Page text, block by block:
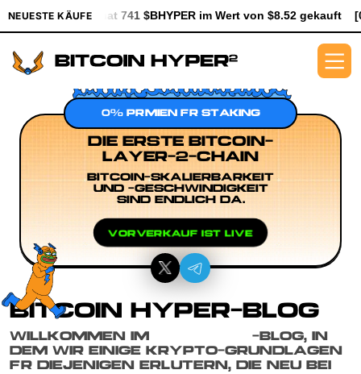
NEUESTE KÄUFE
[0xe8Dc...2239a] hat 741 $BHYPER im Wert von $8.52 gekauft
0% PRÄMIEN FÜR STAKING
DIE ERSTE BITCOIN-
LAYER-2-CHAIN
BITCOIN-SKALIERBARKEIT
UND -GESCHWINDIGKEIT
SIND ENDLICH DA.
VORVERKAUF IST LIVE
BITCOIN HYPER-BLOG
WILLKOMMEN IM
-BLOG, IN
DEM WIR EINIGE KRYPTO-GRUNDLAGEN
FÜR DIEJENIGEN ERLÄUTERN, DIE NEU BEI